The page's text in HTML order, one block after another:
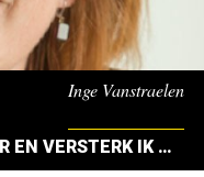
Inge Vanstraelen
HOE MOTIVEER EN VERSTERK IK MIJN TEAM?